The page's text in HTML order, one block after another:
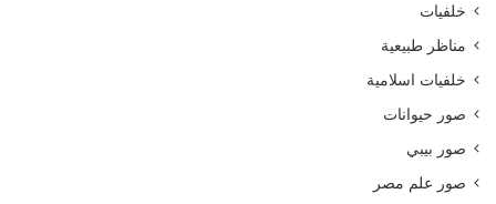
خلفيات
مناظر طبيعية
خلفيات اسلامية
صور حيوانات
صور بيبي
صور علم مصر